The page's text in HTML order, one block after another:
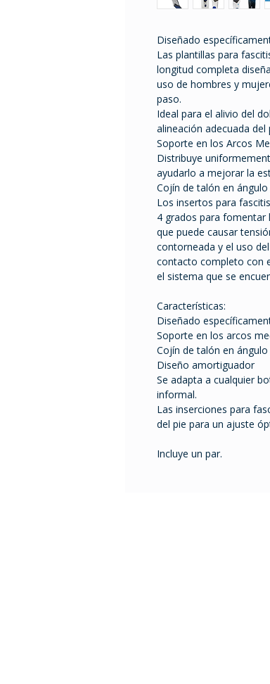
Diseñado
Las plantillas para
longitud completa
uso de hombres y
paso.
Ideal para el alivio del
alineación adecuada del
Soporte en los Arcos
Distribuye
ayudarlo a mejorar la
Cojín de talón en
Los insertos para
4 grados para fomentar
que puede causar
contorneada y el uso
contacto completo con
el sistema que se
Características:
Diseñado
Soporte en los arcos
Cojín de talón en
Diseño amortiguador
Se adapta a cualquier
informal.
Las inserciones para
del pie para un ajuste
Incluye un par.